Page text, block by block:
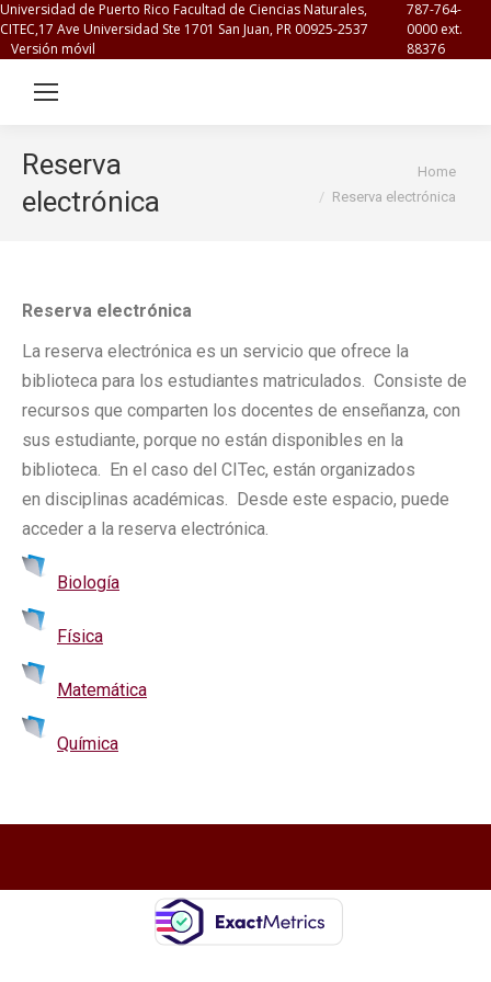
Universidad de Puerto Rico Facultad de Ciencias Naturales,
CITEC,17 Ave Universidad Ste 1701 San Juan, PR 00925-2537
Versión móvil
787-764-
0000 ext.
88376
Reserva
electrónica
Home
Reserva electrónica
Reserva electrónica
La reserva electrónica es un servicio que ofrece la
biblioteca para los estudiantes matriculados. Consiste de
recursos que comparten los docentes de enseñanza, con
sus estudiante, porque no están disponibles en la
biblioteca. En el caso del CITec, están organizados
en disciplinas académicas. Desde este espacio, puede
acceder a la reserva electrónica.
Biología
Física
Matemática
Química